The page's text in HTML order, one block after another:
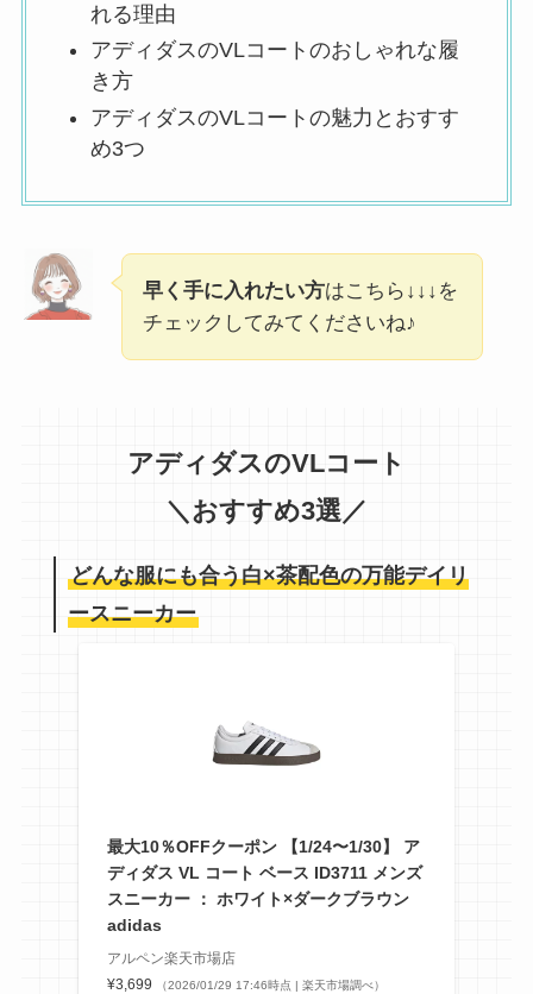
れる理由
アディダスのVLコートのおしゃれな履
き方
アディダスのVLコートの魅力とおすす
め3つ
早く手に入れたい方はこちら↓↓↓を
チェックしてみてくださいね♪
アディダスのVLコート
＼おすすめ3選／
どんな服にも合う白×茶配色の万能デイリ
ースニーカー
最大10％OFFクーポン 【1/24〜1/30】 ア
ディダス VL コート ベース ID3711 メンズ
スニーカー ： ホワイト×ダークブラウン
adidas
アルペン楽天市場店
¥3,699
（2026/01/29 17:46時点 | 楽天市場調べ）